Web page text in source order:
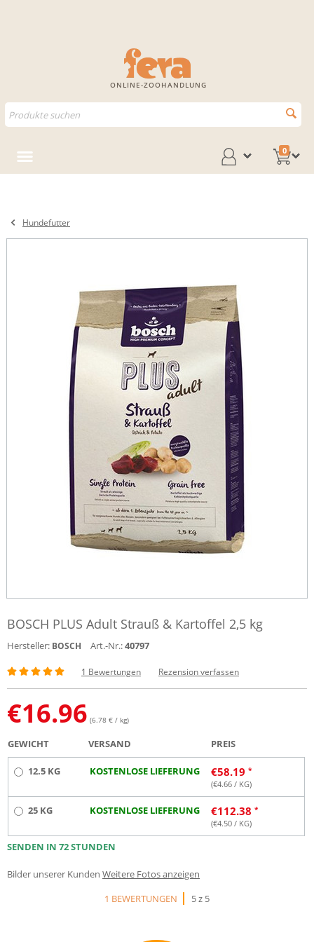
ONLINE-ZOOHANDLUNG
0
Hundefutter
BOSCH PLUS Adult Strauß & Kartoffel 2,5 kg
Hersteller: BOSCH Art.-Nr.:40797
1 Bewertungen Rezension verfassen
€16.96 (6.78 € / kg)
GEWICHT VERSAND PREIS
12.5 KG KOSTENLOSE LIEFERUNG €58.19
(€4.66 / KG)
25 KG KOSTENLOSE LIEFERUNG €112.38
(€4.50 / KG)
SENDEN IN 72 STUNDEN
Bilder unserer Kunden Weitere Fotos anzeigen
1 BEWERTUNGEN
5 z 5